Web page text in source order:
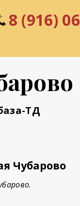
8 (916) 06
ТД
Чубарово